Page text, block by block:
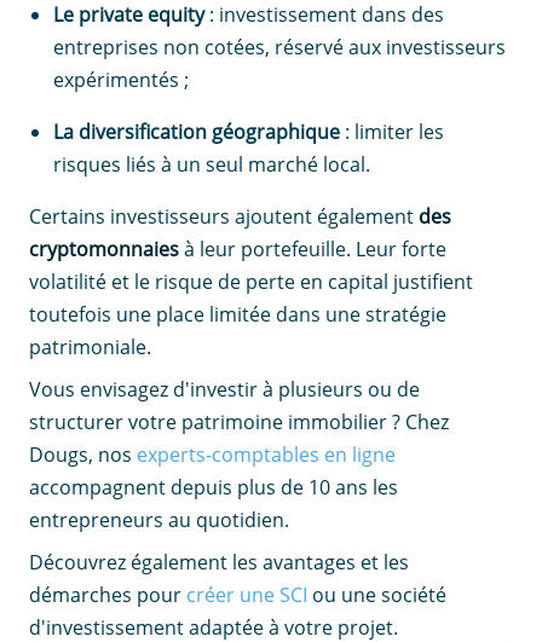
Le private equity: investissement dans des
entreprises non cotées, réservé aux investisseurs
expérimentés ;
La diversification géographique : limiter les
risques liés à un seul marché local.
Certains investisseurs ajoutent également des
cryptomonnaiesà leur portefeuille. Leur forte
volatilité et le risque de perte en capital justifient
toutefois une place limitée dans une stratégie
patrimoniale.
Vous envisagez d'investir à plusieurs ou de
structurer votre patrimoine immobilier ? Chez
Dougs, nos experts-comptables en ligne
accompagnent depuis plus de 10 ans les
entrepreneurs au quotidien.
Découvrez également les avantages et les
démarches pour créer une SCI ou une société
d'investissement adaptée à votre projet.